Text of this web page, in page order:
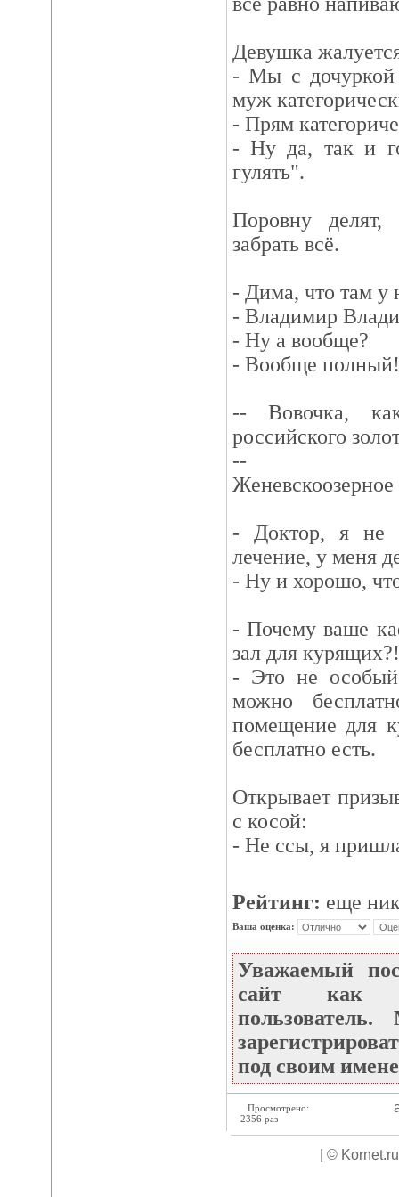
Девушка
- Мы с дочуркой
муж
- Прям
- Ну да, так и
гулять".
Поровну делят,
забрать всё.
- Дима, что там у
- Владимир
- Ну а вообще?
- Вообще полный!
-- Вовочка,
российского
--
- Доктор, я не
лечение, у меня
- Ну и хорошо,
- Почему ваше
зал для курящих?!
- Это не
можно
помещение для
бесплатно есть.
Открывает
с косой:
- Не ссы, я
Рейтинг: еще
Ваша оценка:
Уважаемый
сайт как
под своим
Просмотрено:
2356 раз
| ©